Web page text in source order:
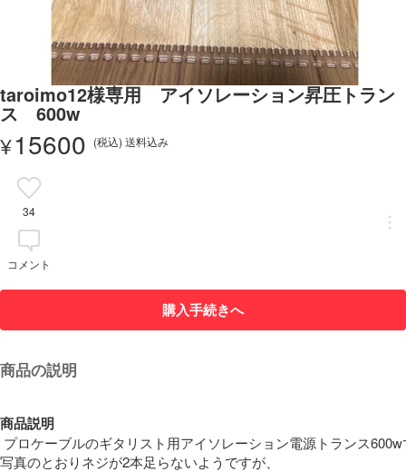
taroimo12様専用 アイソレーション昇圧トラン
ス 600w
¥15600 (税込) 送料込み
34
コメント
購入手続きへ
商品の説明
商品説明
プロケーブルのギタリスト用アイソレーション電源トランス
写真のとおりネジが2本足らないようですが、